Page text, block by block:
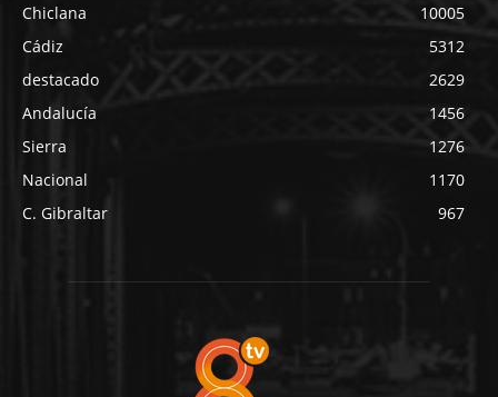
Chiclana
10005
Cádiz
5312
destacado
2629
Andalucía
1456
Sierra
1276
Nacional
1170
C. Gibraltar
967